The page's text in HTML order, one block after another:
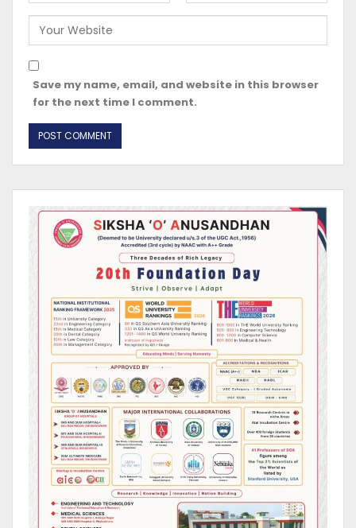
Save my name, email, and website in this browser
for the next time I comment.